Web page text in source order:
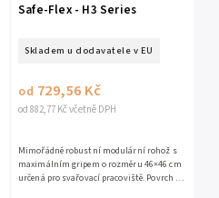
Safe-Flex - H3 Series
Skladem u dodavatele v EU
od 882,77 Kč včetně DPH
od 729,56 Kč
Mimořádně robustní modulární rohož s
maximálním gripem o rozměru 46×46 cm
určená pro svařovací pracoviště. Povrch z